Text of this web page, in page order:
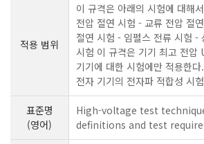
적용 범위
이 규격은 아래의 시험에 대해
전압 절연 시험 - 교류 전압 절
절연 시험 - 임펄스 전류 시험 -
시험 이 규격은 기기 최고 전압
기기에 대한 시험에만 적용한
전자 기기의 전자파 적합성 시
표준명
(영어)
High-voltage test
definitions and test